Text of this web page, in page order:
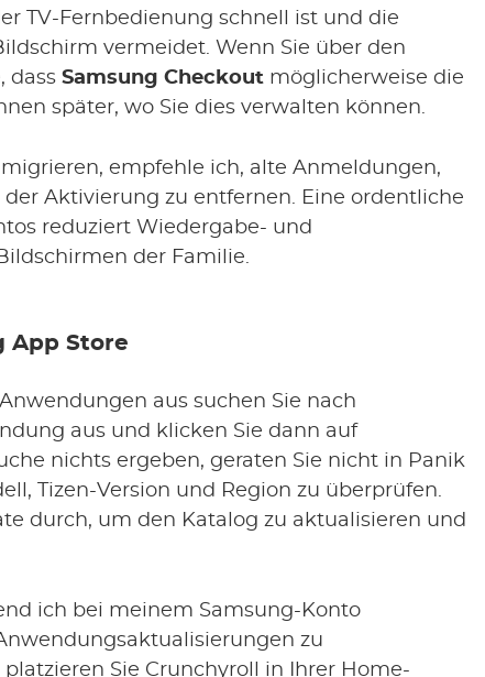
TV-Fernbedienung schnell ist und die
vermeidet. Wenn Sie über den
dass Samsung Checkout möglicherweise die
später, wo Sie dies verwalten können.
empfehle ich, alte Anmeldungen,
Aktivierung zu entfernen. Eine ordentliche
reduziert Wiedergabe- und
der Familie.
App Store
aus suchen Sie nach
aus und klicken Sie dann auf
nichts ergeben, geraten Sie nicht in Panik
Tizen-Version und Region zu überprüfen.
durch, um den Katalog zu aktualisieren und
ich bei meinem Samsung-Konto
zu
Sie Crunchyroll in Ihrer Home-